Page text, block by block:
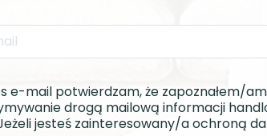
e-mail potwierdzam, że zapoznałem/am
drogą mailową informacji
jesteś zainteresowany/a ochroną